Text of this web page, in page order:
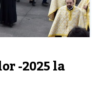
-2025 la